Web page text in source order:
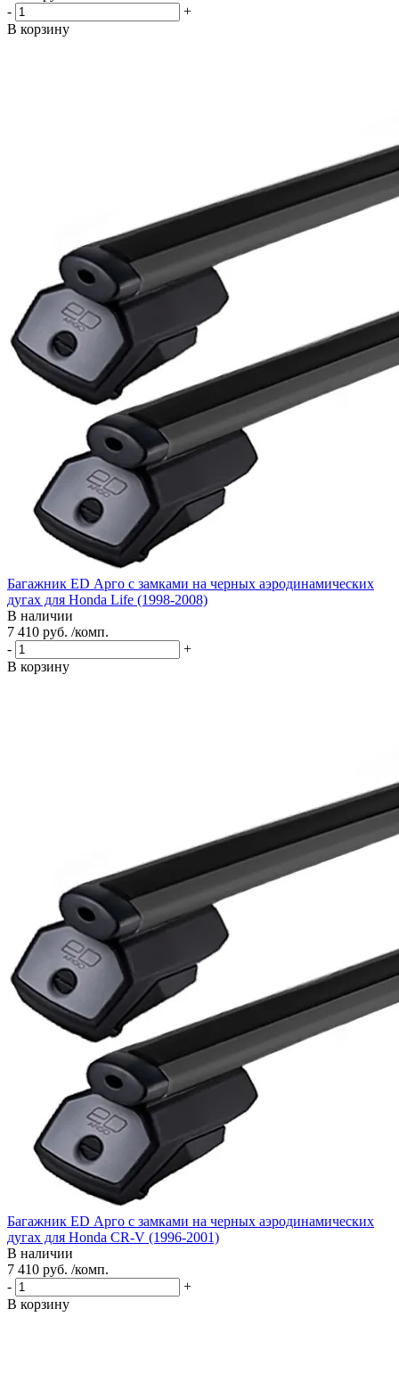
-
+
В корзину
Багажник ED Арго с замками на черных аэродинамических
дугах для Honda Life (1998-2008)
В наличии
7 410 руб. /комп.
-
+
В корзину
Багажник ED Арго с замками на черных аэродинамических
дугах для Honda CR-V (1996-2001)
В наличии
7 410 руб. /комп.
-
+
В корзину